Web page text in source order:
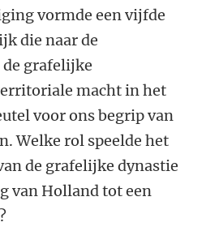
vormde een vijfde
die naar de
grafelijke
macht in het
voor ons begrip van
Welke rol speelde het
de grafelijke dynastie
van Holland tot een